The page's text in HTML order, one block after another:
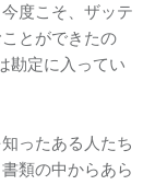
度こそ、ザッテ
とができたの
勘定に入ってい
ったある人たち
類の中からあら